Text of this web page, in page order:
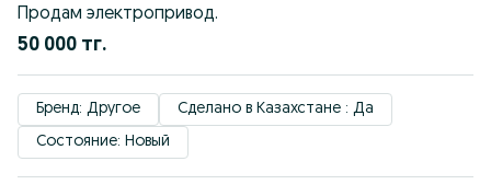
Продам электропривод.
50 000 тг.
Бренд: Другое
Сделано в Казахстане : Да
Состояние: Новый